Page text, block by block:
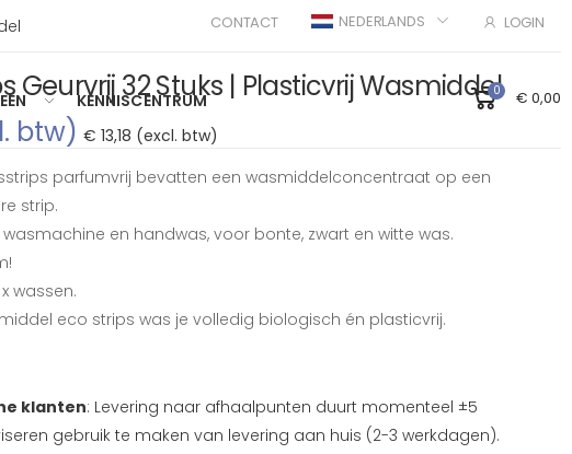
CONTACT NEDERLANDS LOGIN
KENNISCENTRUM 0 € 0,00
Geurvrij 32 Stuks | Plasticvrij Wasmiddel
btw) € 13,18 (excl. btw)
parfumvrij bevatten een wasmiddelconcentraat op een
strip.
en handwas, voor bonte, zwart en witte was.
wassen.
eco strips was je volledig biologisch én plasticvrij.
klanten: Levering naar afhaalpunten duurt momenteel ±5
gebruik te maken van levering aan huis (2-3 werkdagen).